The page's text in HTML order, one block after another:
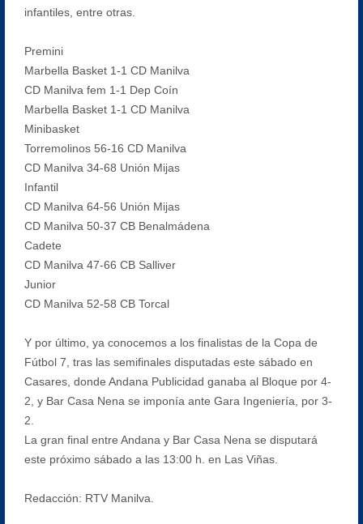
infantiles, entre otras.
Premini
Marbella Basket 1-1 CD Manilva
CD Manilva fem 1-1 Dep Coín
Marbella Basket 1-1 CD Manilva
Minibasket
Torremolinos 56-16 CD Manilva
CD Manilva 34-68 Unión Mijas
Infantil
CD Manilva 64-56 Unión Mijas
CD Manilva 50-37 CB Benalmádena
Cadete
CD Manilva 47-66 CB Salliver
Junior
CD Manilva 52-58 CB Torcal
Y por último, ya conocemos a los finalistas de la Copa de
Fútbol 7, tras las semifinales disputadas este sábado en
Casares, donde Andana Publicidad ganaba al Bloque por 4-
2, y Bar Casa Nena se imponía ante Gara Ingeniería, por 3-
2.
La gran final entre Andana y Bar Casa Nena se disputará
este próximo sábado a las 13:00 h. en Las Viñas.
Redacción: RTV Manilva.